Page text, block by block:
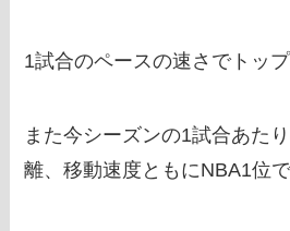
1試合のペースの速さでトッ
また今シーズンの1試合あた
離、移動速度ともにNBA1位で